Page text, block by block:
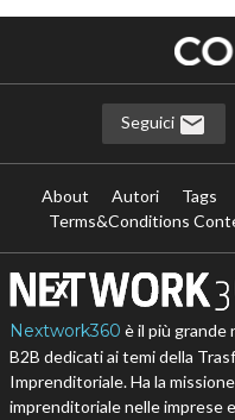
Seguici
About Autori Tags
Terms&Conditions
Nextwork360 è il più
B2B dedicati ai temi della
Imprenditoriale. Ha la
imprenditoriale nelle imprese